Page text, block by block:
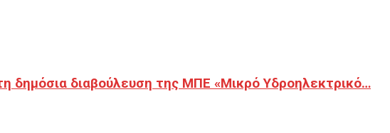
δημόσια διαβούλευση της ΜΠΕ «Μικρό Υδροηλεκτρικό…